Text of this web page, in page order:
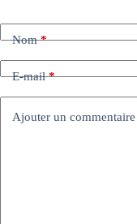
Nom*
E-mail*
Ajouter un commentaire